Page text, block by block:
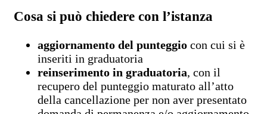
Cosa si può chiedere con l’istanza
aggiornamento del punteggio con cui si è
inseriti in graduatoria
reinserimento in graduatoria, con il
recupero del punteggio maturato all’atto
della cancellazione per non aver presentato